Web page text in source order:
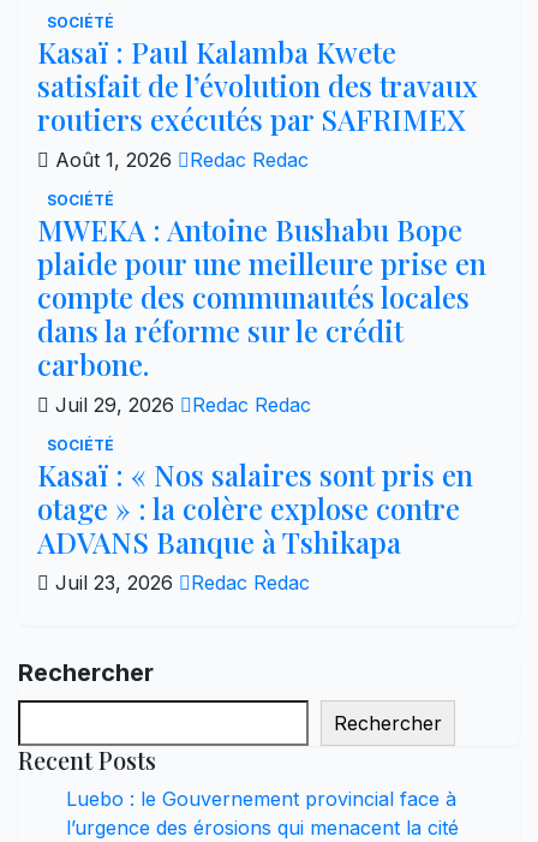
SOCIÉTÉ
Kasaï : Paul Kalamba Kwete
satisfait de l’évolution des travaux
routiers exécutés par SAFRIMEX
Août 1, 2026 Redac Redac
SOCIÉTÉ
MWEKA : Antoine Bushabu Bope
plaide pour une meilleure prise en
compte des communautés locales
dans la réforme sur le crédit
carbone.
Juil 29, 2026 Redac Redac
SOCIÉTÉ
Kasaï : « Nos salaires sont pris en
otage » : la colère explose contre
ADVANS Banque à Tshikapa
Juil 23, 2026 Redac Redac
Rechercher
Rechercher
Recent Posts
Luebo : le Gouvernement provincial face à
l’urgence des érosions qui menacent la cité